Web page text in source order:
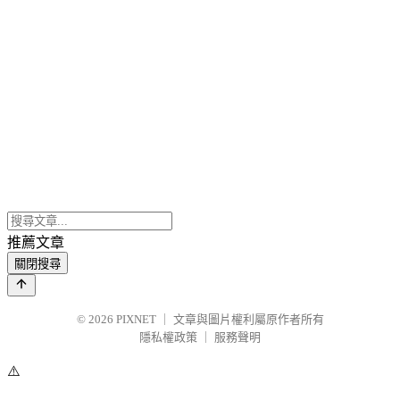
推薦文章
關閉搜尋
© 2026 PIXNET
文章與圖片權利屬原作者所有
隱私權政策
服務聲明
⚠️